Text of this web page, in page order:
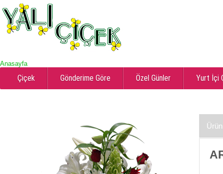
Anasayfa
Çiçek Gönderime Göre Özel Günler Yurt İçi